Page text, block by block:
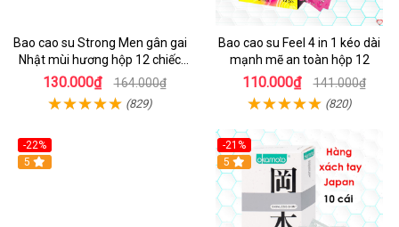
Bao cao su Strong Men gân gai
Nhật mùi hương hộp 12 chiếc
kích thích
130.000₫ 164.000₫
(829)
Bao cao su Feel 4 in 1 kéo dài
mạnh mẽ an toàn hộp 12
110.000₫ 141.000₫
(820)
-22%
5
-21%
5